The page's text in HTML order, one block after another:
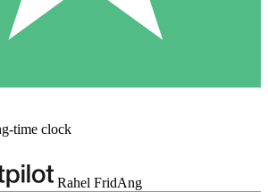
time clock
Rahel FridAng